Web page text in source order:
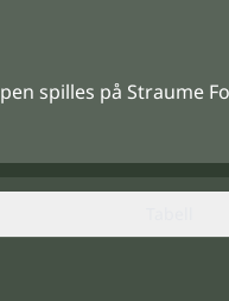
spilles på Straume